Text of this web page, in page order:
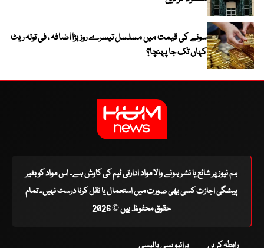
سونے کی قیمت میں مسلسل تیسرے روز بڑا اضافہ ، فی تولہ ریٹ
کہاں تک جا پہنچا؟
ہم نیوز پر شائع یا نشر ہونے والا مواد ادارتی ٹیم کی کاوش ہے۔ اس مواد کو بغیر
پیشگی اجازت کسی بھی صورت میں استعمال یا نقل کرنا درست نہیں۔ تمام
حقوق محفوظ ہیں © 2026